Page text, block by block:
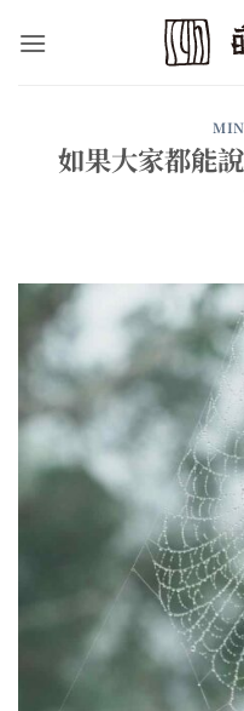
如果大家都能